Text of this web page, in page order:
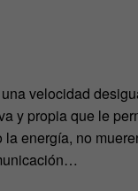
velocidad
y propia que le
energía, no